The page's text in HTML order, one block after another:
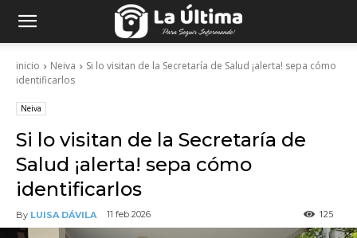
inicio Neiva
Si lo visitan de la Secretaría de Salud ¡alerta! sepa cómo
identificarlos
Neiva
Si lo visitan de la Secretaría de
Salud ¡alerta! sepa cómo
identificarlos
By LUISA DÁVILA 11 feb 2026 125